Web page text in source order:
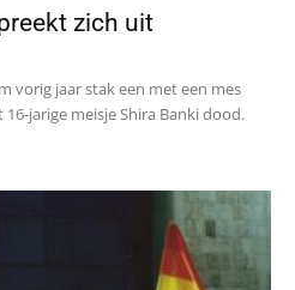
zich uit
vorig jaar stak een met een mes
jarige meisje Shira Banki dood.